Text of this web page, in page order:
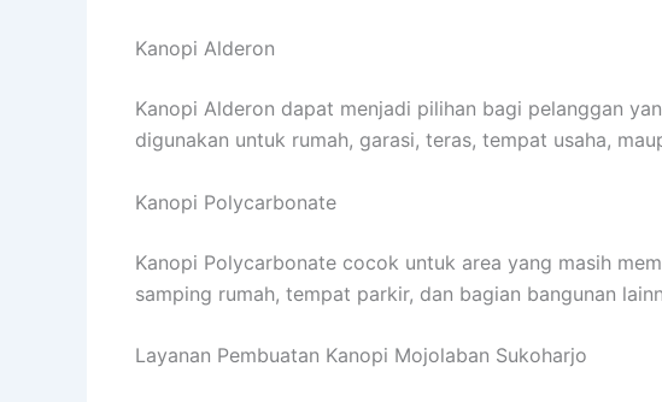
Kanopi Alderon
Kanopi Alderon dapat menjadi pilihan bagi pelanggan
digunakan untuk rumah, garasi, teras, tempat usaha,
Kanopi Polycarbonate
Kanopi Polycarbonate cocok untuk area yang masih
samping rumah, tempat parkir, dan bagian bangunan
Layanan Pembuatan Kanopi Mojolaban Sukoharjo